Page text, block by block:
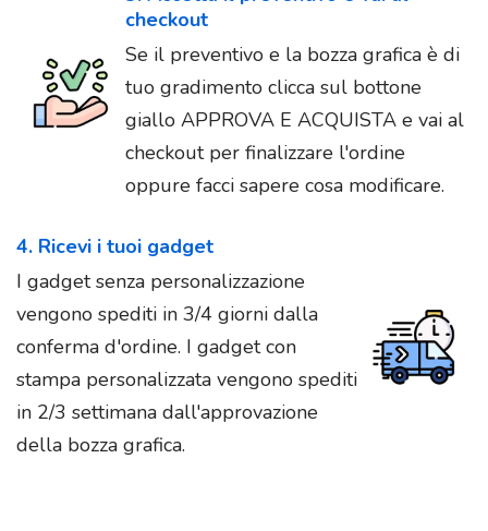
checkout
Se il preventivo e la bozza grafica è di
tuo gradimento clicca sul bottone
giallo APPROVA E ACQUISTA e vai al
checkout per finalizzare l'ordine
oppure facci sapere cosa modificare.
4. Ricevi i tuoi gadget
I gadget senza personalizzazione
vengono spediti in 3/4 giorni dalla
conferma d'ordine. I gadget con
stampa personalizzata vengono spediti
in 2/3 settimana dall'approvazione
della bozza grafica.